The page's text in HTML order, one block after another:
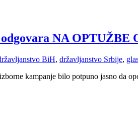
NA
BiH, državljanstvo Srbije,
kampanje bilo potpuno jasno da